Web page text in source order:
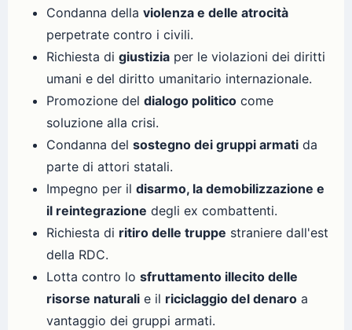
Condanna della violenza e delle atrocità
perpetrate contro i civili.
Richiesta di giustizia per le violazioni dei diritti
umani e del diritto umanitario internazionale.
Promozione del dialogo politico come
soluzione alla crisi.
Condanna del sostegno dei gruppi armati da
parte di attori statali.
Impegno per il disarmo, la demobilizzazione e
il reintegrazione degli ex combattenti.
Richiesta di ritiro delle truppe straniere dall'est
della RDC.
Lotta contro lo sfruttamento illecito delle
risorse naturali e il riciclaggio del denaro a
vantaggio dei gruppi armati.